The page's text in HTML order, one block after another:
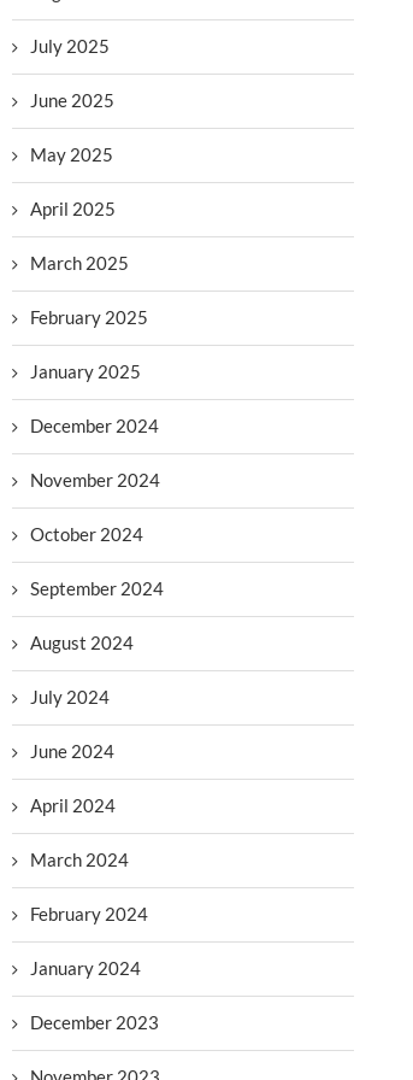
July 2025
June 2025
May 2025
April 2025
March 2025
February 2025
January 2025
December 2024
November 2024
October 2024
September 2024
August 2024
July 2024
June 2024
April 2024
March 2024
February 2024
January 2024
December 2023